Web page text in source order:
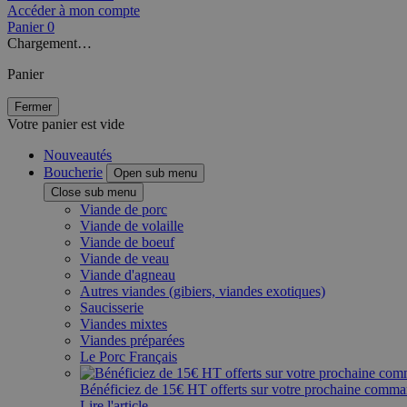
Accéder à mon compte
Panier 0
Chargement…
Panier
Fermer
Votre panier est vide
Nouveautés
Boucherie
Open sub menu
Close sub menu
Viande de porc
Viande de volaille
Viande de boeuf
Viande de veau
Viande d'agneau
Autres viandes (gibiers, viandes exotiques)
Saucisserie
Viandes mixtes
Viandes préparées
Le Porc Français
Bénéficiez de 15€ HT offerts sur votre prochaine